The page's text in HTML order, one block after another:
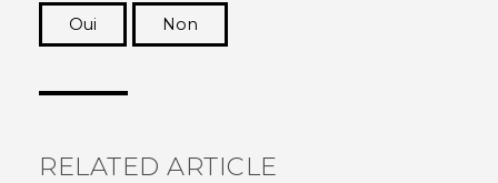
Oui
Non
RELATED ARTICLE